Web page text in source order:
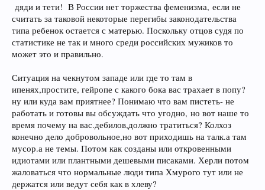
дяди и тети! В России нет торжества феменизма, если не
считать за таковой некоторые перегибы законодательства
типа ребенок остается с матерью. Поскольку отцов судя по
статистике не так и много среди российских мужиков то
может это и правильно.
Ситуация на чекнутом западе или где то там в
ипенях,простите, гейропе с какого бока вас трахает в попу?
ну или куда вам приятнее? Понимаю что вам пистеть- не
работать и готовы вы обсуждать что угодно, но вот наше то
время почему на вас.дебилов,должно тратиться? Колхоз
конечно дело добровольное,но вот приходишь на талк.а там
мусор.а не темы. Потом как созданы или откровенными
идиотами или плантными дешевыми писаками. Херли потом
жаловаться что нормальные люди типа Хмурого тут или не
держатся или ведут себя как в хлеву?